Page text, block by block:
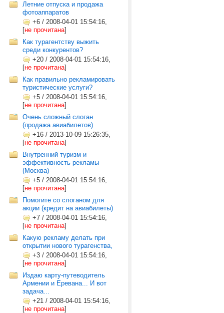
Летние отпуска и продажа
фотоаппаратов
+6 / 2008-04-01 15:54:16,
[не прочитана]
Как турагентству выжить
среди конкурентов?
+20 / 2008-04-01 15:54:16,
[не прочитана]
Как правильно рекламировать
туристические услуги?
+5 / 2008-04-01 15:54:16,
[не прочитана]
Очень сложный слоган
(продажа авиабилетов)
+16 / 2013-10-09 15:26:35,
[не прочитана]
Внутренний туризм и
эффективность рекламы
(Москва)
+5 / 2008-04-01 15:54:16,
[не прочитана]
Помогите со слоганом для
акции (кредит на авиабилеты)
+7 / 2008-04-01 15:54:16,
[не прочитана]
Какую рекламу делать при
открытии нового турагенства,
+3 / 2008-04-01 15:54:16,
[не прочитана]
Издаю карту-путеводитель
Армении и Еревана... И вот
задача...
+21 / 2008-04-01 15:54:16,
[не прочитана]